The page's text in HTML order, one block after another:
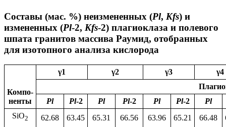
Составы (мас. %) неизмененных (Pl, Kfs) и
измененных (Pl-2, Kfs-2) плагиоклаза и полевого
шпата гранитов массива Раумид, отобранных
для изотопного анализа кислорода
Компо-
ненты
γ1 γ2 γ3
γ4
Pl
Pl-2 Pl Pl-2 Pl Pl-2
Pl
SiO2 62.68 63.45 65.31 66.56 63.96 65.21 66.48